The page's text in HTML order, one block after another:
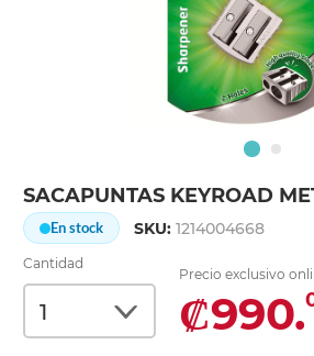
SACAPUNTAS KEYROAD
En stock SKU:1214004668
Cantidad
Precio exclusivo
₡990.